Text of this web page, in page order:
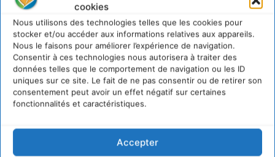
cookies
Nous utilisons des technologies telles que les cookies pour
stocker et/ou accéder aux informations relatives aux appareils.
Nous le faisons pour améliorer l’expérience de navigation.
Consentir à ces technologies nous autorisera à traiter des
données telles que le comportement de navigation ou les ID
uniques sur ce site. Le fait de ne pas consentir ou de retirer son
consentement peut avoir un effet négatif sur certaines
fonctionnalités et caractéristiques.
Accepter
LAISSER UN COMMENTAIRE
CONNECTER POUR LAISSER UN COMMENTAIRE